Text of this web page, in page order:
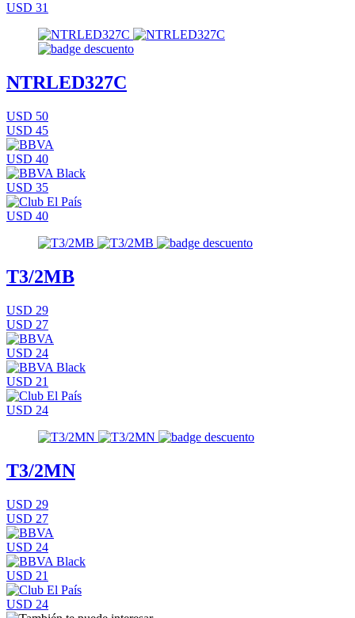
USD 31
NTRLED327C
USD 50
USD 45
USD 40
USD 35
USD 40
T3/2MB
USD 29
USD 27
USD 24
USD 21
USD 24
T3/2MN
USD 29
USD 27
USD 24
USD 21
USD 24